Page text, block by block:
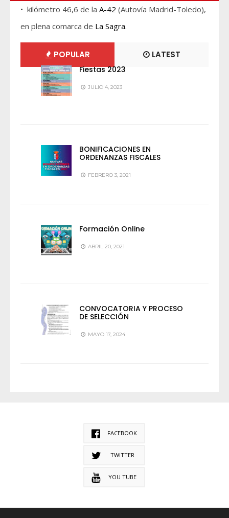
• kilómetro 46,6 de la A-42 (Autovía Madrid-Toledo),
en plena comarca de La Sagra.
POPULAR LATEST
Fiestas 2023
JULIO 4, 2023
BONIFICACIONES EN
ORDENANZAS FISCALES
FEBRERO 3, 2021
Formación Online
ABRIL 20, 2021
CONVOCATORIA Y PROCESO
DE SELECCIÓN
MAYO 17, 2024
FACEBOOK
TWITTER
YOU TUBE